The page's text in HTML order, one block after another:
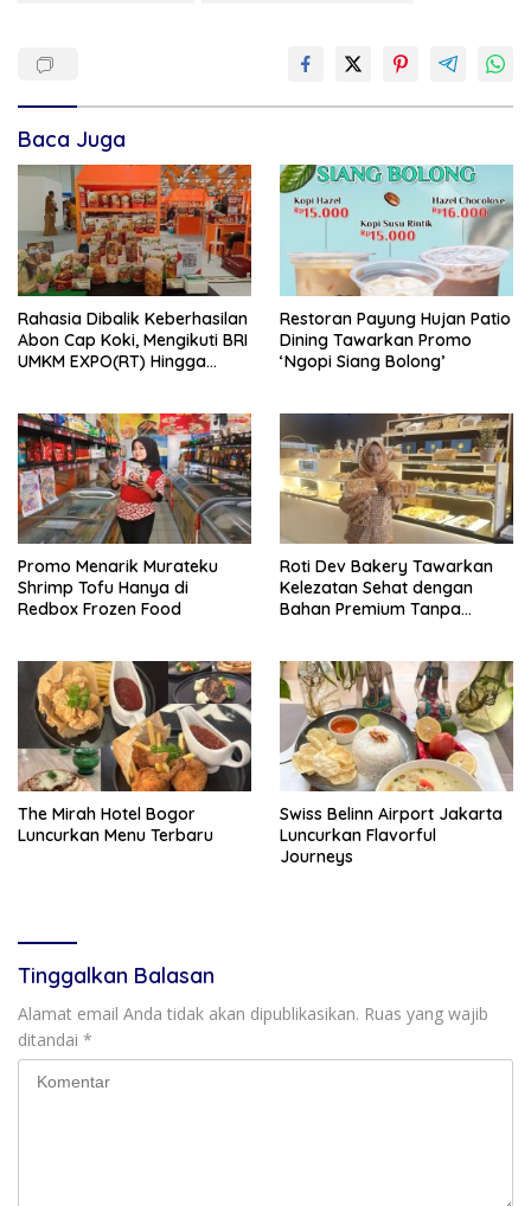
Baca Juga
Rahasia Dibalik Keberhasilan
Abon Cap Koki, Mengikuti BRI
UMKM EXPO(RT) Hingga
Restoran Payung Hujan Patio
Dining Tawarkan Promo
‘Ngopi Siang Bolong’
Promo Menarik Murateku
Shrimp Tofu Hanya di
Redbox Frozen Food
Roti Dev Bakery Tawarkan
Kelezatan Sehat dengan
Bahan Premium Tanpa
The Mirah Hotel Bogor
Luncurkan Menu Terbaru
Swiss Belinn Airport Jakarta
Luncurkan Flavorful
Journeys
Tinggalkan Balasan
Alamat email Anda tidak akan dipublikasikan. Ruas yang wajib
ditandai *